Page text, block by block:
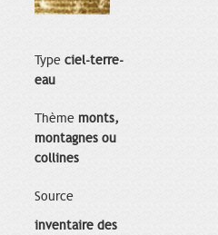
Type ciel-terre-
eau
Thème monts,
montagnes ou
collines
Source
inventaire des